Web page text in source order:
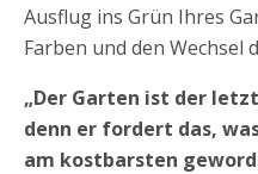
Ausflug ins Grün Ihres
Farben und den Wechsel
„Der Garten ist der
denn er fordert das,
am kostbarsten